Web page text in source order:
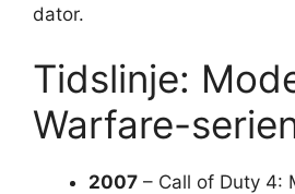
dator.
Tidslinje:
Warfare-
2007 – Call of Duty 4: